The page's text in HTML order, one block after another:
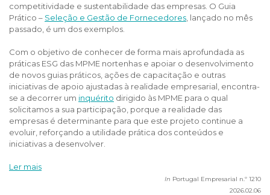
competitividade e sustentabilidade das empresas. O Guia
Prático – Seleção e Gestão de Fornecedores , lançado no mês
passado, é um dos exemplos.
Com o objetivo de conhecer de forma mais aprofundada as
práticas ESG das MPME nortenhas e apoiar o desenvolvimento
de novos guias práticos, ações de capacitação e outras
iniciativas de apoio ajustadas à realidade empresarial, encontra-
se a decorrer um inquérito dirigido às MPME para o qual
solicitamos a sua participação, porque a realidade das
empresas é determinante para que este projeto continue a
evoluir, reforçando a utilidade prática dos conteúdos e
iniciativas a desenvolver.
Ler mais
In Portugal Empresarial n.º 1210
2026.02.06